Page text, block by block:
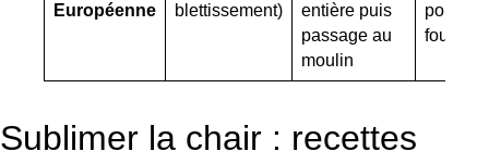
Européenne
blettissement)
entière puis
passage au
moulin
pomme
four,
Sublimer la chair : recettes